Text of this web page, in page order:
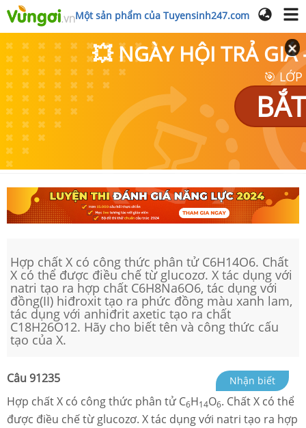
Một sản phẩm của Tuyensinh247.com
💥 NGÀY HỘI TRẢ GIÁ
🎯
Hợp chất X có công thức phân tử C6H14O6. Chất
X có thể được điều chế từ glucozơ. X tác dụng với
natri tạo ra hợp chất C6H8Na6O6, tác dụng với
đồng(II) hiđroxit tạo ra phức đồng màu xanh lam,
tác dụng với anhiđrit axetic tạo ra chất
C18H26O12. Hãy cho biết tên và công thức cấu
tạo của X.
Câu 91235 Nhận biết
Hợp chất X có công thức phân tử C6H14O6. Chất X có thể
được điều chế từ glucozơ. X tác dụng với natri tạo ra hợp